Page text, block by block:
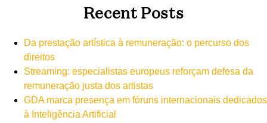
Recent Posts
Da prestação artística à remuneração: o percurso dos
direitos
Streaming: especialistas europeus reforçam defesa da
remuneração justa dos artistas
GDA marca presença em fóruns internacionais dedicados
à Inteligência Artificial